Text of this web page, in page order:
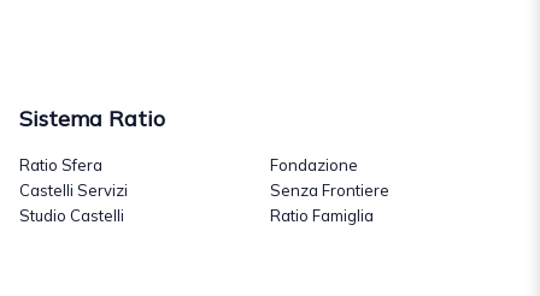
Sistema Ratio
Ratio Sfera
Castelli Servizi
Studio Castelli
Fondazione
Senza Frontiere
Ratio Famiglia